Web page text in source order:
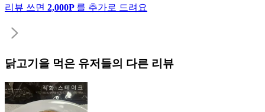
리뷰 쓰면 2,000P 를 추가로 드려요
닭고기 을 먹은 유저들의 다른 리뷰